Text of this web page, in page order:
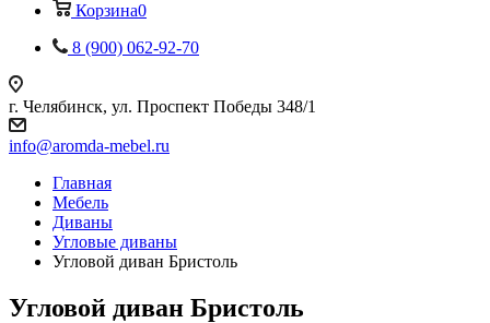
Корзина0
8 (900) 062-92-70
г. Челябинск, ул. Проспект Победы 348/1
info@aromda-mebel.ru
Главная
Мебель
Диваны
Угловые диваны
Угловой диван Бристоль
Угловой диван Бристоль